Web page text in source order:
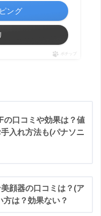
ング
ポチップ
の口コミや効果は？値
入れ方法も(パナソニ
顔器の口コミは？(ア
方は？効果ない？